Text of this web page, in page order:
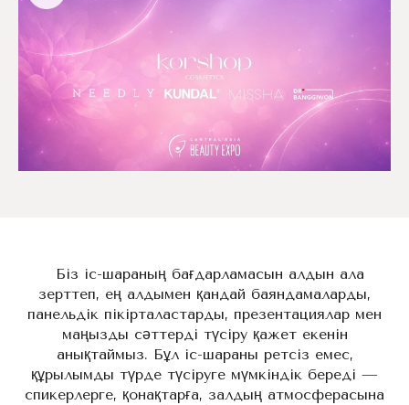
Біз іс-шараның бағдарламасын алдын ала
зерттеп, ең алдымен қандай баяндамаларды,
панельдік пікірталастарды, презентациялар мен
маңызды сәттерді түсіру қажет екенін
анықтаймыз. Бұл іс-шараны ретсіз емес,
құрылымды түрде түсіруге мүмкіндік береді —
спикерлерге, қонақтарға, залдың атмосферасына